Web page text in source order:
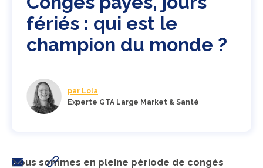
fériés : qui est le
champion du monde ?
par Lola
Experte GTA Large Market & Santé
Nous sommes en pleine période de congés